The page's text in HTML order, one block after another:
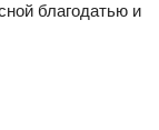
благодатью и